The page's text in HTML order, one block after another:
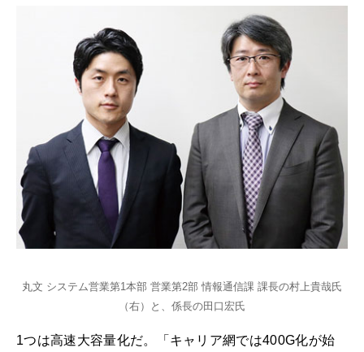
丸文 システム営業第1本部 営業第2部 情報通信課 課長の村上貴哉氏
（右）と、係長の田口宏氏
1つは高速大容量化だ。「キャリア網では400G化が始